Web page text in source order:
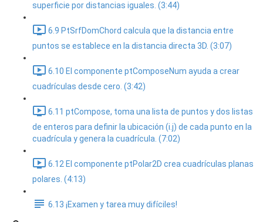
superficie por distancias iguales. (3:44)
6.9 PtSrfDomChord calcula que la distancia entre
puntos se establece en la distancia directa 3D. (3:07)
6.10 El componente ptComposeNum ayuda a crear
cuadrículas desde cero. (3:42)
6.11 ptCompose, toma una lista de puntos y dos listas
de enteros para definir la ubicación (i.j) de cada punto en la
cuadrícula y genera la cuadrícula. (7:02)
6.12 El componente ptPolar2D crea cuadrículas planas
polares. (4:13)
6.13 ¡Examen y tarea muy difíciles!